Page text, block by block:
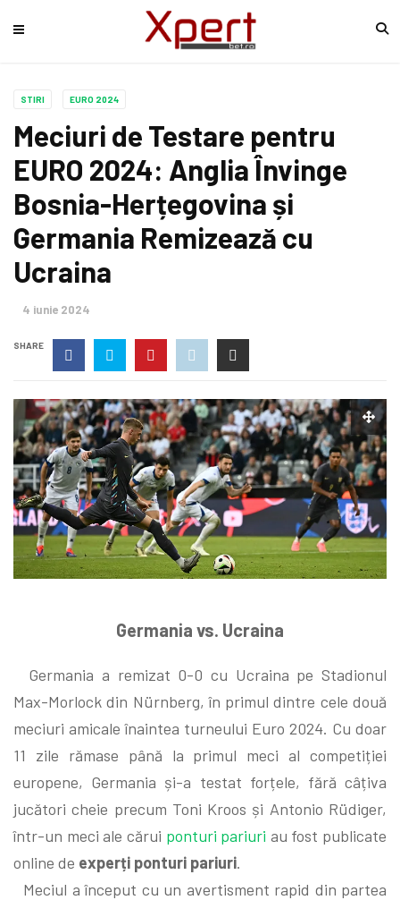
STIRI EURO 2024
Meciuri de Testare pentru
EURO 2024: Anglia Învinge
Bosnia-Herțegovina și
Germania Remizează cu
Ucraina
4 iunie 2024
SHARE
Germania vs. Ucraina
Germania a remizat 0-0 cu Ucraina pe Stadionul
Max-Morlock din Nürnberg, în primul dintre cele două
meciuri amicale înaintea turneului Euro 2024. Cu doar
11 zile rămase până la primul meci al competiției
europene, Germania și-a testat forțele, fără câțiva
jucători cheie precum Toni Kroos și Antonio Rüdiger,
într-un meci ale cărui ponturi pariuri au fost publicate
online de experți ponturi pariuri.
Meciul a început cu un avertisment rapid din partea